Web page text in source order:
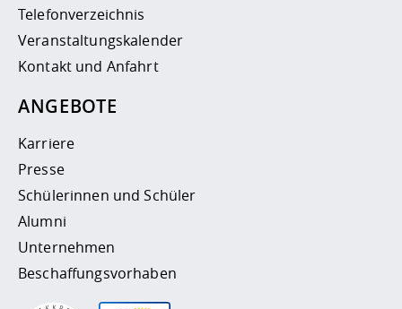
Telefonverzeichnis
Veranstaltungskalender
Kontakt und Anfahrt
ANGEBOTE
Karriere
Presse
Schülerinnen und Schüler
Alumni
Unternehmen
Beschaffungsvorhaben